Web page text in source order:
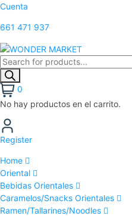
Cuenta
661 471 937
0
No hay productos en el carrito.
Register
Home
Oriental
Bebidas Orientales
Caramelos/Snacks Orientales
Ramen/Tallarines/Noodles